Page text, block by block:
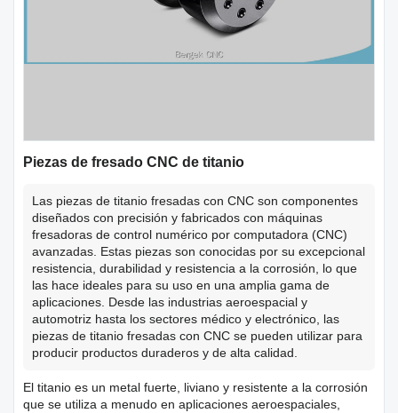
Piezas de fresado CNC de titanio
Las piezas de titanio fresadas con CNC son componentes
diseñados con precisión y fabricados con máquinas
fresadoras de control numérico por computadora (CNC)
avanzadas. Estas piezas son conocidas por su excepcional
resistencia, durabilidad y resistencia a la corrosión, lo que
las hace ideales para su uso en una amplia gama de
aplicaciones. Desde las industrias aeroespacial y
automotriz hasta los sectores médico y electrónico, las
piezas de titanio fresadas con CNC se pueden utilizar para
producir productos duraderos y de alta calidad.
El titanio es un metal fuerte, liviano y resistente a la corrosión
que se utiliza a menudo en aplicaciones aeroespaciales,